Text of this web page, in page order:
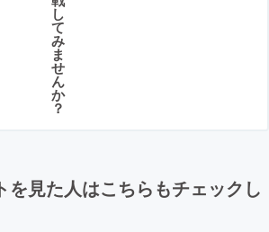
し
て
み
ま
せ
ん
か
？
を見た人はこちらもチェックし